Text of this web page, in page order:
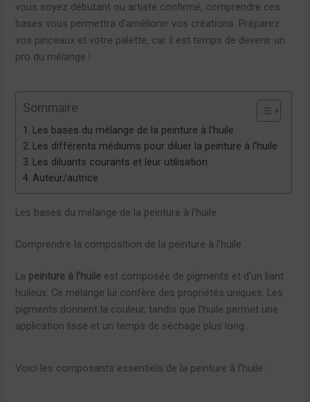
vous soyez débutant ou artiste confirmé, comprendre ces
bases vous permettra d’améliorer vos créations. Préparez
vos pinceaux et votre palette, car il est temps de devenir un
pro du mélange !
Sommaire
Les bases du mélange de la peinture à l’huile
Les différents médiums pour diluer la peinture à l’huile
Les diluants courants et leur utilisation
Auteur/autrice
Les bases du mélange de la peinture à l’huile
Comprendre la composition de la peinture à l’huile
La peinture à l’huile est composée de pigments et d’un liant
huileux. Ce mélange lui confère des propriétés uniques. Les
pigments donnent la couleur, tandis que l’huile permet une
application lisse et un temps de séchage plus long.
Voici les composants essentiels de la peinture à l’huile :